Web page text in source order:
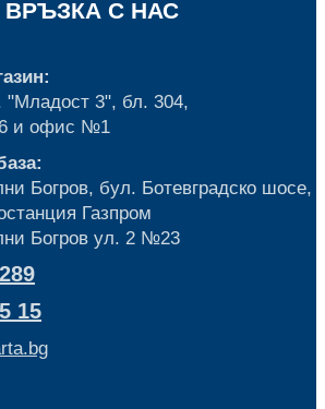
ВРЪЗКА С НАС
3", бл. 304,
и офис №1
Богров, бул. Ботевградско шосе,
Газпром
Богров ул. 2 №23
15